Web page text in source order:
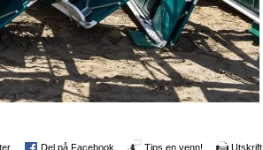
Del på Facebook Tips en venn! Utskrift